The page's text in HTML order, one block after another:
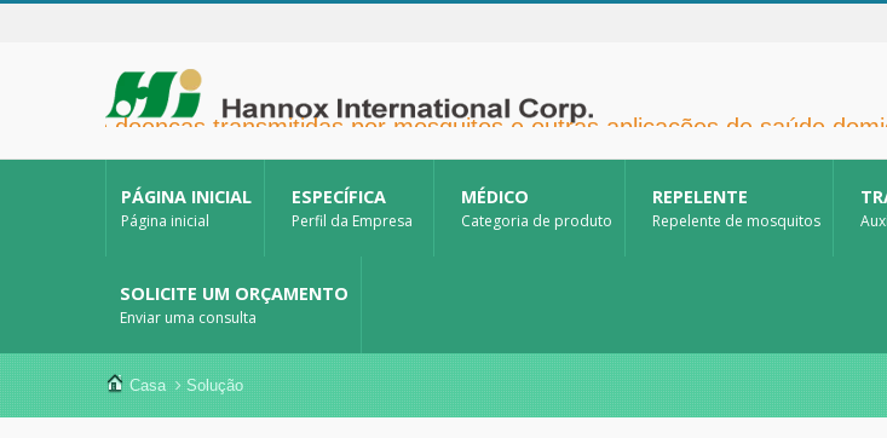
de doenças transmitidas por mosquitos e outras aplicações de saúde
PÁGINA INICIAL
Página inicial
ESPECÍFICA
Perfil da Empresa
MÉDICO
Categoria de produto
REPELENTE
Repelente de mosquitos
SOLICITE UM ORÇAMENTO
Enviar uma consulta
Casa Solução